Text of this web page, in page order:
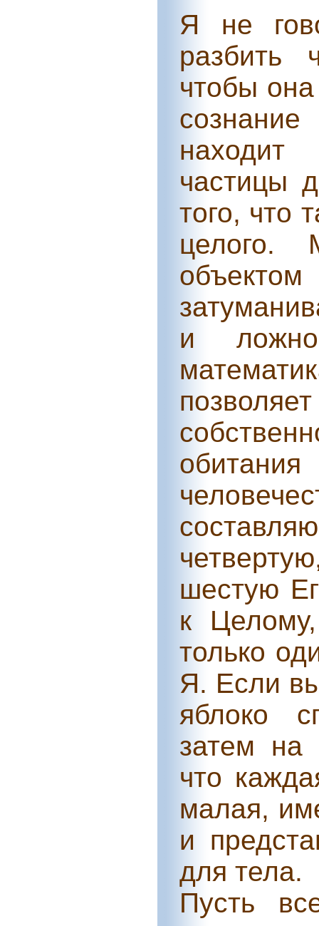
Я не
разбить
чтобы
сознание
частицы
того, что
целого.
и
шестую
к
только
Я. Если
яблоко
затем на
что
малая,
и
для тела.
Пусть